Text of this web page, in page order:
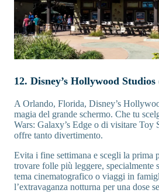
12. Disney’s Hollywood
A Orlando, Florida, Disney’s
magia del grande schermo. Che tu
Wars: Galaxy’s Edge o di visitare Toy
offre tanto divertimento.
Evita i fine settimana e scegli la prima
trovare folle più leggere, specialmente
tema cinematografico o viaggi in
l’extravaganza notturna per una dose